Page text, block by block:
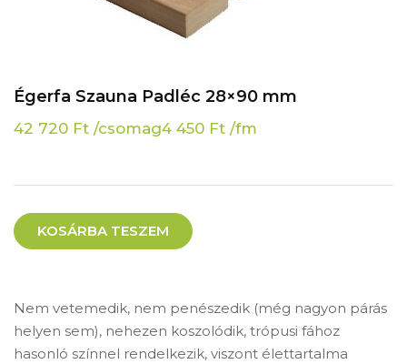
Égerfa Szauna Padléc 28×90 mm
4 450 Ft /fm
42 720 Ft /csomag
KOSÁRBA TESZEM
Nem vetemedik, nem penészedik (még nagyon párás
helyen sem), nehezen koszolódik, trópusi fához
hasonló színnel rendelkezik, viszont élettartalma